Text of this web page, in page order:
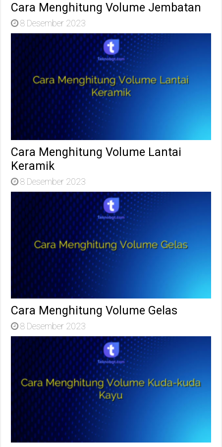
Cara Menghitung Volume Jembatan
8 Desember 2023
Cara Menghitung Volume Lantai
Keramik
8 Desember 2023
Cara Menghitung Volume Gelas
8 Desember 2023